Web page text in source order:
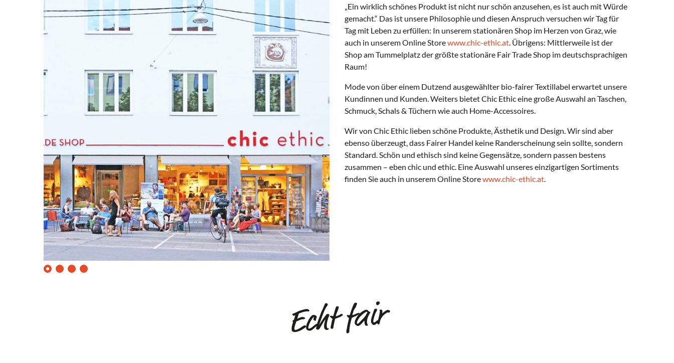
Chic-
0 1 2 3
„Ein wirklich schönes Produkt ist nicht nur schön anzusehen, es ist auch mit Würde
gemacht.“ Das ist unsere Philosophie und diesen Anspruch versuchen wir Tag für
Tag mit Leben zu erfüllen: In unserem stationären Shop im Herzen von Graz, wie
auch in unserem Online Storewww.chic-ethic.at . Übrigens: Mittlerweile ist der
Shop am Tummelplatz der größte stationäre Fair Trade Shop im deutschsprachigen
Raum!
Mode von über einem Dutzend ausgewählter bio-fairer Textillabel erwartet unsere
Kundinnen und Kunden. Weiters bietet Chic Ethic eine große Auswahl an Taschen,
Schmuck, Schals & Tüchern wie auch Home-Accessoires.
Wir von Chic Ethic lieben schöne Produkte, Ästhetik und Design. Wir sind aber
ebenso überzeugt, dass Fairer Handel keine Randerscheinung sein sollte, sondern
Standard. Schön und ethisch sind keine Gegensätze, sondern passen bestens
zusammen – eben chic und ethic. Eine Auswahl unseres einzigartigen Sortiments
finden Sie auch in unserem Online Storewww.chic-ethic.at
Echt fair